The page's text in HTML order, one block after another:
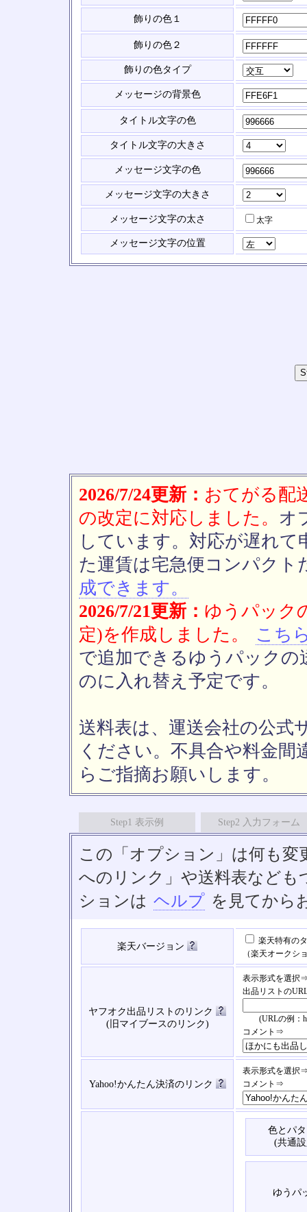
飾りの色１
飾りの色２
飾りの色タイプ
メッセージの背景色
タイトル文字の色
タイトル文字の大きさ
メッセージ文字の色
メッセージ文字の大きさ
メッセージ文字の太さ 太字
メッセージ文字の位置
2026/7/24更新： おてがる配
の改定に対応しました。 オ
しています。対応が遅れ
た運賃は宅急便コンパクト
成できます。
2026/7/21更新： ゆうパック
定)を作成しました。
こち
で追加できるゆうパックの
のに入れ替え予定です。
送料表は、運送会社の公式
ください。不具合や料金間
らご指摘お願いします。
Step1 表示例 Step2 入力フォーム
この「オプション」は何も
へのリンク」や送料表など
ションは ヘルプ を見てから
楽天バージョン
楽天特有の
（楽天オークシ
ヤフオク出品リストのリンク
(旧マイブースのリンク)
表示形式を選択
出品リストの
(URLの例：
コメント⇒
Yahoo!かんたん決済のリンク
表示形式を選択
コメント⇒
色とパ
(共通
ゆうパ